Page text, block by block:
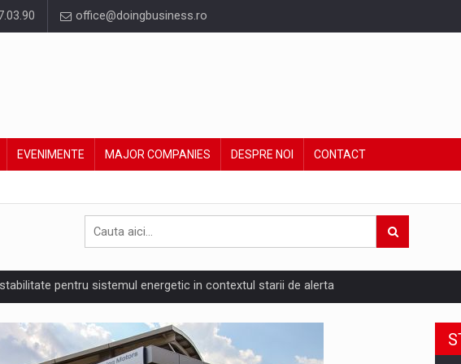
office@doingbusiness.ro
EVENIMENTE MAJOR COMPANIES DESPRE NOI CONTACT
pentru sistemul energetic in contextul starii de alerta
o cultura care pedepseste granitele?
Level Tracking Reveals About Bakuchiol's Evolution